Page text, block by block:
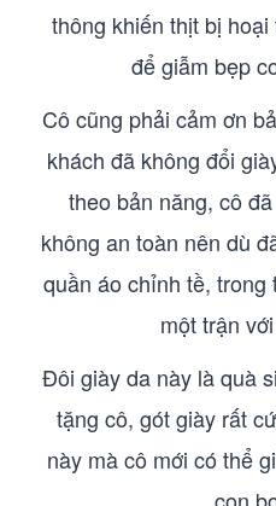
thông khiến thịt bị
để giẫm bẹp
Cô cũng phải cảm ơn
khách đã không đổi
theo bản năng, cô
không an toàn nên dù
quần áo chỉnh tề, trong
một trận
Đôi giày da này là quà
tặng cô, gót giày rất
này mà cô mới có thể